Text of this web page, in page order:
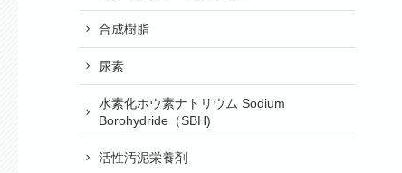
合成樹脂
尿素
水素化ホウ素ナトリウム Sodium
Borohydride（SBH)
活性汚泥栄養剤